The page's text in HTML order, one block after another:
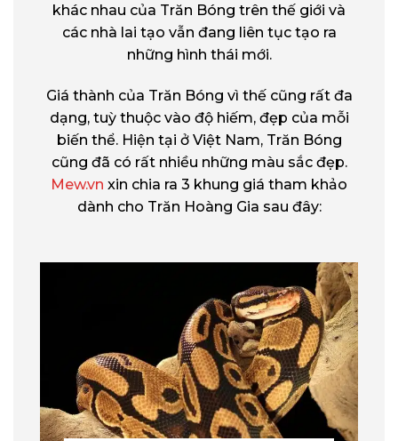
khác nhau của Trăn Bóng trên thế giới và
các nhà lai tạo vẫn đang liên tục tạo ra
những hình thái mới.
Giá thành của Trăn Bóng vì thế cũng rất đa
dạng, tuỳ thuộc vào độ hiếm, đẹp của mỗi
biến thể. Hiện tại ở Việt Nam, Trăn Bóng
cũng đã có rất nhiều những màu sắc đẹp.
Mew.vn xin chia ra 3 khung giá tham khảo
dành cho Trăn Hoàng Gia sau đây: